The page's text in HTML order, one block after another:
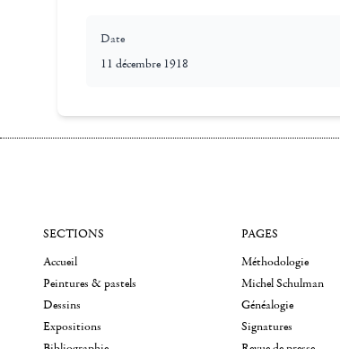
Date
11 décembre 1918
SECTIONS
Accueil
Peintures & pastels
Dessins
Expositions
PAGES
Méthodologie
Michel Schulman
Généalogie
Signatures